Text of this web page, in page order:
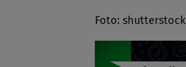
Foto: shutterstock